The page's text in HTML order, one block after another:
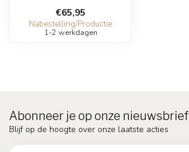
€65,95
Nabestelling/Productie
1-2 werkdagen
Abonneer je op onze nieuwsbrief
Blijf op de hoogte over onze laatste acties